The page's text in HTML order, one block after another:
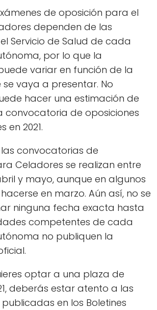
de oposición para el
dependen de las
Servicio de Salud de cada
por lo que la
variar en función de la
vaya a presentar. No
hacer una estimación de
convocatoria de oposiciones
en 2021.
convocatorias de
Celadores se realizan entre
y mayo, aunque en algunos
en marzo. Aún así, no se
ninguna fecha exacta hasta
competentes de cada
no publiquen la
optar a una plaza de
deberás estar atento a las
en los Boletines